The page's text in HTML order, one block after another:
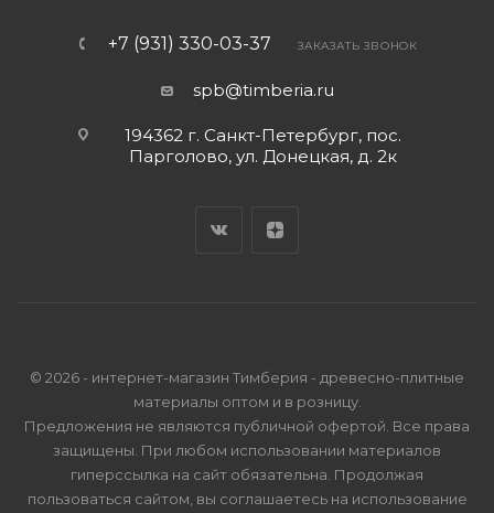
+7 (931) 330-03-37 ЗАКАЗАТЬ ЗВОНОК
spb@timberia.ru
194362 г. Санкт-Петербург, пос.
Парголово, ул. Донецкая, д. 2к
© 2026 - интернет-магазин Тимберия - древесно-плитные
материалы оптом и в розницу.
Предложения не являются публичной офертой. Все права
защищены. При любом использовании материалов
гиперссылка на сайт обязательна. Продолжая
пользоваться сайтом, вы соглашаетесь на использование